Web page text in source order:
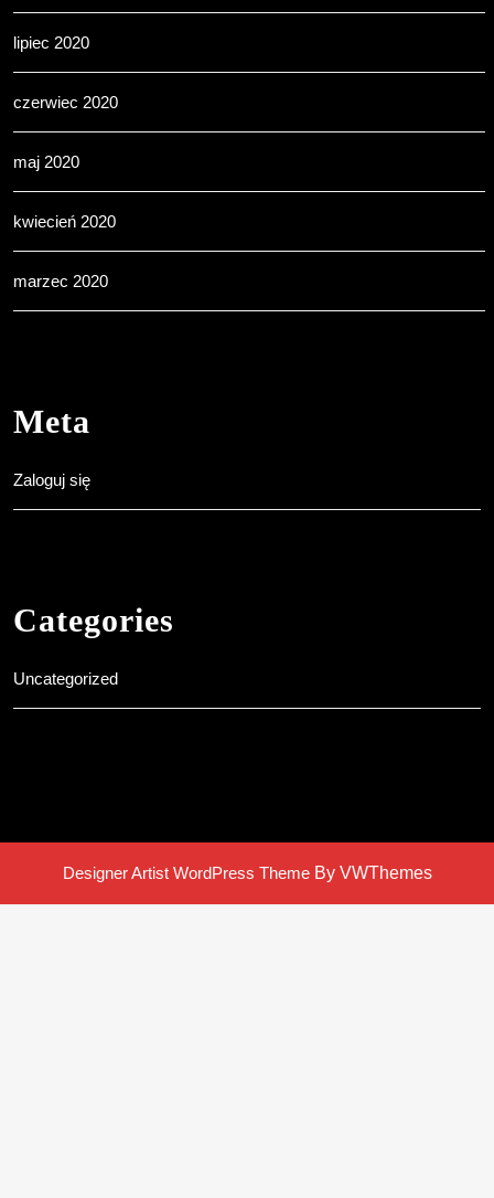
lipiec 2020
czerwiec 2020
maj 2020
kwiecień 2020
marzec 2020
Meta
Zaloguj się
Categories
Uncategorized
Designer Artist WordPress ThemeBy VWThemes